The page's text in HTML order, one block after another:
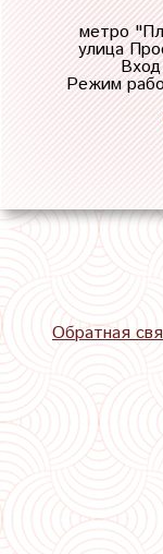
метро "
улица
Режим
Обратная